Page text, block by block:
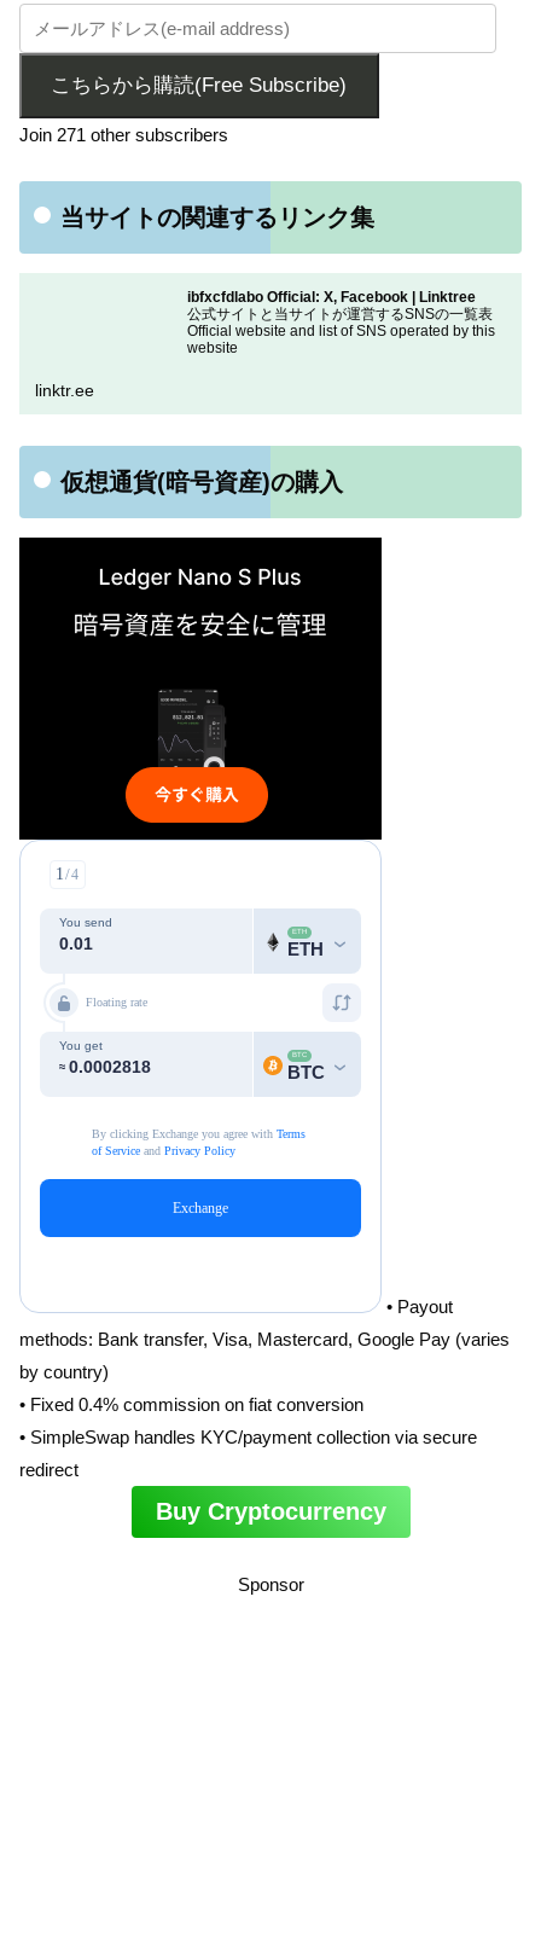
こちらから購読(Free Subscribe)
Join 271 other subscribers
当サイトの関連するリンク集
ibfxcfdlabo Official: X, Facebook | Linktree
公式サイトと当サイトが運営するSNSの一覧表
Official website and list of SNS operated by this
website
linktr.ee
仮想通貨(暗号資産)の購入
• Payout
methods: Bank transfer, Visa, Mastercard, Google Pay (varies
by country)
• Fixed 0.4% commission on fiat conversion
• SimpleSwap handles KYC/payment collection via secure
redirect
Buy Cryptocurrency
Sponsor